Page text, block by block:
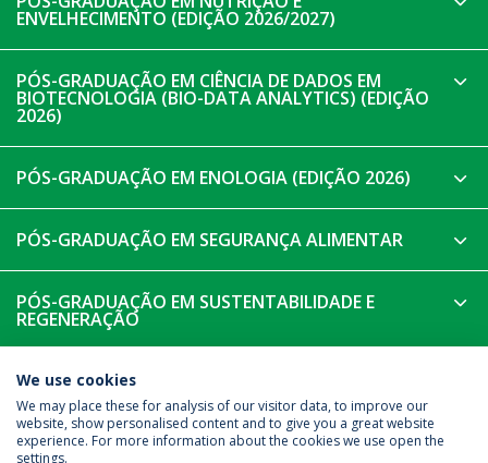
ENVELHECIMENTO (EDIÇÃO 2026/2027)
PÓS-GRADUAÇÃO EM CIÊNCIA DE DADOS EM
BIOTECNOLOGIA (BIO-DATA ANALYTICS) (EDIÇÃO
2026)
PÓS-GRADUAÇÃO EM ENOLOGIA (EDIÇÃO 2026)
PÓS-GRADUAÇÃO EM SEGURANÇA ALIMENTAR
PÓS-GRADUAÇÃO EM SUSTENTABILIDADE E
REGENERAÇÃO
EDIÇÕES ANTERIORES
Política de Privacidade
Termos & Condições
We use cookies
We may place these for analysis of our visitor data, to improve our
website, show personalised content and to give you a great website
experience. For more information about the cookies we use open the
settings.